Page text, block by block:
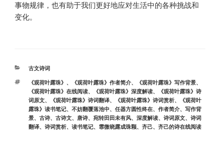
事物规律，也有助于我们更好地应对生活中的各种挑战和
变化。
分
古文诗词
标
签
《观荷叶露珠》 、 《观荷叶露珠》作者简介、 《观荷叶露珠》写作背景、
《观荷叶露珠》在线阅读、 《观荷叶露珠》深度解读、
《观荷叶露珠》诗
词原文、 《观荷叶露珠》诗词翻译、 《观荷叶露珠》诗词赏析、
《观荷叶
露珠》读书笔记、 不妨翻覆落池中、 任器方圆性终在、 作者简介、 写作背
景、 古诗、 古诗文、 唐诗、 宛转田田未有风、 深度解读、 诗词原文、 诗词
翻译、 诗词赏析、 读书笔记、 霏微晓露成珠颗、 齐己、 齐己的诗在线阅读